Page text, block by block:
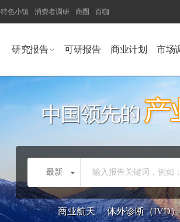
特色小镇 消费者调研 商圈 百咖
研究报告 可研报告 商业计划 市场
输入报告关键词，例如
最新
商业航天 体外诊断（IVD）